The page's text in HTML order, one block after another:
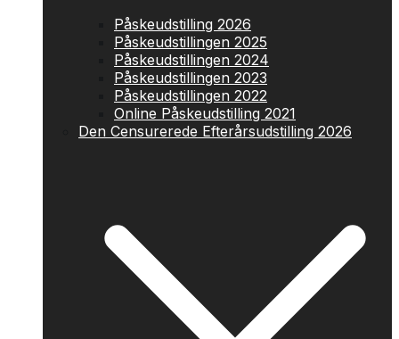
Påskeudstilling 2026
Påskeudstillingen 2025
Påskeudstillingen 2024
Påskeudstillingen 2023
Påskeudstillingen 2022
Online Påskeudstilling 2021
Den Censurerede Efterårsudstilling 2026